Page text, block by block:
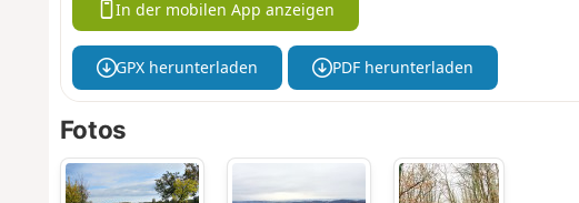
In der mobilen App anzeigen
GPX herunterladen PDF herunterladen
Fotos